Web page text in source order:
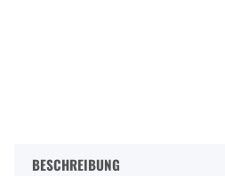
BESCHREIBUNG